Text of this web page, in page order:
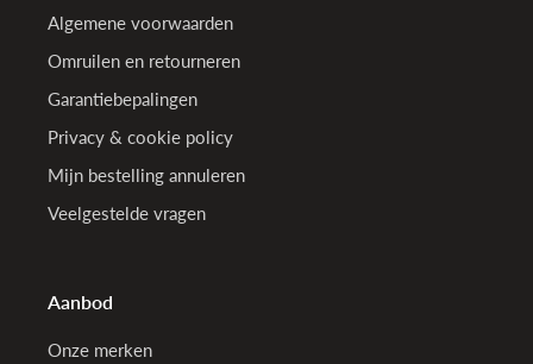
Algemene voorwaarden
Omruilen en retourneren
Garantiebepalingen
Privacy & cookie policy
Mijn bestelling annuleren
Veelgestelde vragen
Aanbod
Onze merken